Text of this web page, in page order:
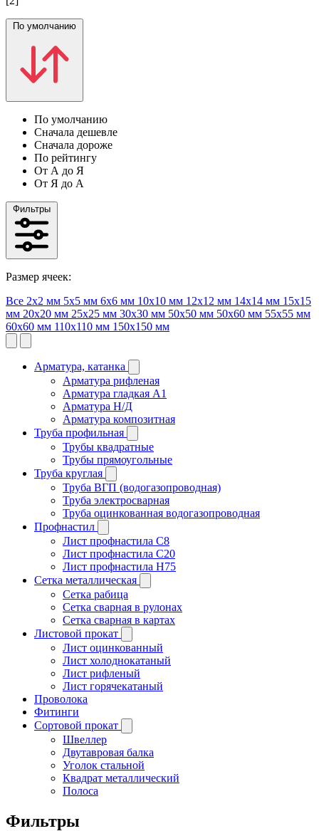
По умолчанию
По умолчанию
Сначала дешевле
Сначала дороже
По рейтингу
От А до Я
От Я до А
Фильтры
Размер ячеек:
Все 2х2 мм 5х5 мм 6х6 мм 10х10 мм 12х12 мм 14х14 мм 15х15
мм 20х20 мм 25х25 мм 30х30 мм 50х50 мм 50х60 мм 55х55 мм
60х60 мм 110х110 мм 150х150 мм
Арматура, катанка
Арматура рифленая
Арматура гладкая A1
Арматура Н/Д
Арматура композитная
Труба профильная
Трубы квадратные
Трубы прямоугольные
Труба круглая
Труба ВГП (водогазопроводная)
Труба электросварная
Труба оцинкованная водогазопроводная
Профнастил
Лист профнастила С8
Лист профнастила С20
Лист профнастила Н75
Сетка металлическая
Сетка рабица
Сетка сварная в рулонах
Сетка сварная в картах
Листовой прокат
Лист оцинкованный
Лист холоднокатаный
Лист рифленый
Лист горячекатаный
Проволока
Фитинги
Сортовой прокат
Швеллер
Двутавровая балка
Уголок стальной
Квадрат металлический
Полоса
Фильтры